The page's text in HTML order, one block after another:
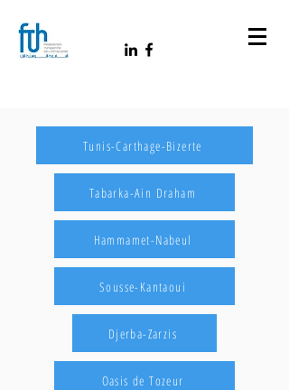
Tunis-Carthage-Bizerte
Tabarka-Ain Draham
Hammamet-Nabeul
Sousse-Kantaoui
Djerba-Zarzis
Oasis de Tozeur